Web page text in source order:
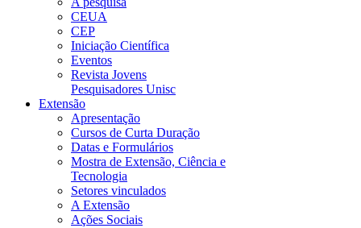
CEUA
CEP
Iniciação Científica
Eventos
Revista Jovens
Pesquisadores Unisc
Extensão
Apresentação
Cursos de Curta Duração
Datas e Formulários
Mostra de Extensão, Ciência e
Tecnologia
Setores vinculados
A Extensão
Ações Sociais